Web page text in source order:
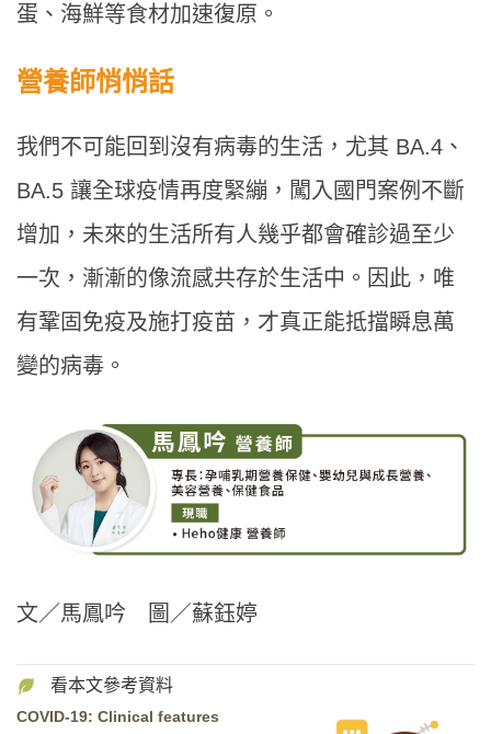
蛋、海鮮等食材加速復原。
營養師悄悄話
我們不可能回到沒有病毒的生活，尤其 BA.4、
BA.5 讓全球疫情再度緊繃，闖入國門案例不斷
增加，未來的生活所有人幾乎都會確診過至少
一次，漸漸的像流感共存於生活中。因此，唯
有鞏固免疫及施打疫苗，才真正能抵擋瞬息萬
變的病毒。
文／馬鳳吟 圖／蘇鈺婷
COVID-19: Clinical features